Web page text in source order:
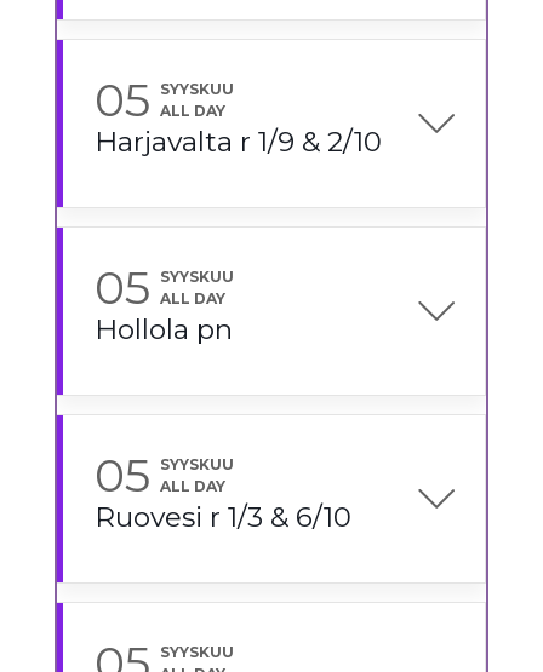
05
SYYSKUU
ALL DAY
Harjavalta r 1/9 & 2/10
05
SYYSKUU
ALL DAY
Hollola pn
05
SYYSKUU
ALL DAY
Ruovesi r 1/3 & 6/10
SYYSKUU